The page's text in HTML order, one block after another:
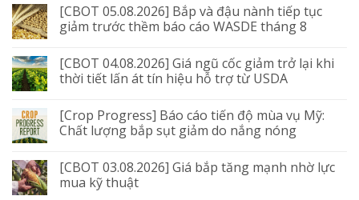
[CBOT 05.08.2026] Bắp và đậu nành tiếp tục
giảm trước thềm báo cáo WASDE tháng 8
[CBOT 04.08.2026] Giá ngũ cốc giảm trở lại khi
thời tiết lấn át tín hiệu hỗ trợ từ USDA
[Crop Progress] Báo cáo tiến độ mùa vụ Mỹ:
Chất lượng bắp sụt giảm do nắng nóng
[CBOT 03.08.2026] Giá bắp tăng mạnh nhờ lực
mua kỹ thuật